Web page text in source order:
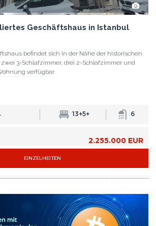
Geschäftshaus in Istanbul
befindet sich in der Nähe der historischen
zwei 3-Schlafzimmer, drei 2-Schlafzimmer und
verfügbar.
13+5+ 6
2.255.000 EUR
EINZELHEITEN